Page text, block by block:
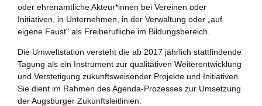
Aktuelles
Mitmachen ?
oder ehrenamtliche Akteur*innen bei Vereinen oder
Initiativen, in Unternehmen, in der Verwaltung oder „auf
eigene Faust" als Freiberufliche im Bildungsbereich.
Die Umweltstation versteht die ab 2017 jährlich stattfindende
Tagung als ein Instrument zur qualitativen Weiterentwicklung
und Verstetigung zukunftsweisender Projekte und Initiativen.
Sie dient im Rahmen des Agenda-Prozesses zur Umsetzung
der Augsburger Zukunftsleitlinien.